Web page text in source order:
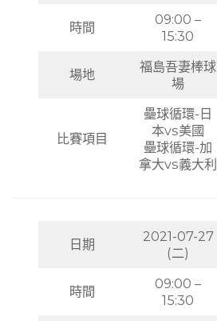
時間
09:00 –
15:30
場地
福島吾妻棒球
場
比賽項目
壘球循環-日
本vs美國
壘球循環-加
拿大vs義大利
日期
2021-07-27
(二)
時間
09:00 –
15:30